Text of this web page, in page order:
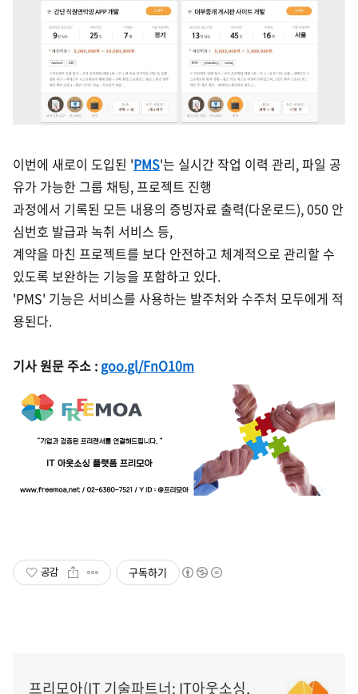
이번에 새로이 도입된 'PMS'는 실시간 작업 이력 관리, 파일 공
유가 가능한 그룹 채팅, 프로젝트 진행
과정에서 기록된 모든 내용의 증빙자료 출력(다운로드), 050 안
심번호 발급과 녹취 서비스 등,
계약을 마친 프로젝트를 보다 안전하고 체계적으로 관리할 수
있도록 보완하는 기능을 포함하고 있다.
'PMS' 기능은 서비스를 사용하는 발주처와 수주처 모두에게 적
용된다.
기사 원문 주소 : goo.gl/FnO10m
공감 구독하기
프리모아(IT 기술파트너: IT아웃소싱,